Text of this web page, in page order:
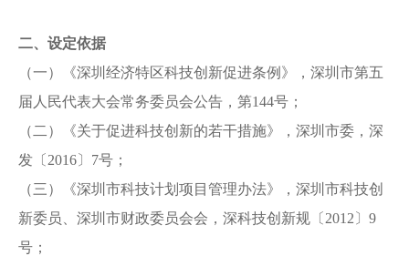
二、设定依据
（一）《深圳经济特区科技创新促进条例》，深圳市第五
届人民代表大会常务委员会公告，第144号；
（二）《关于促进科技创新的若干措施》，深圳市委，深
发〔2016〕7号；
（三）《深圳市科技计划项目管理办法》，深圳市科技创
新委员、深圳市财政委员会会，深科技创新规〔2012〕9
号；